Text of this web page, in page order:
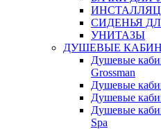
СИДЕНЬЯ
УНИТАЗЫ
ДУШЕВЫЕ
Душевые
Grossman
Душевые
Душевые
Душевые
Spa